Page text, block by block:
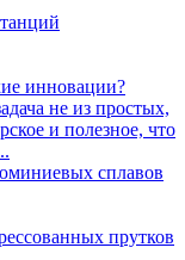
инновации?
не из простых,
и полезное, что
прутков